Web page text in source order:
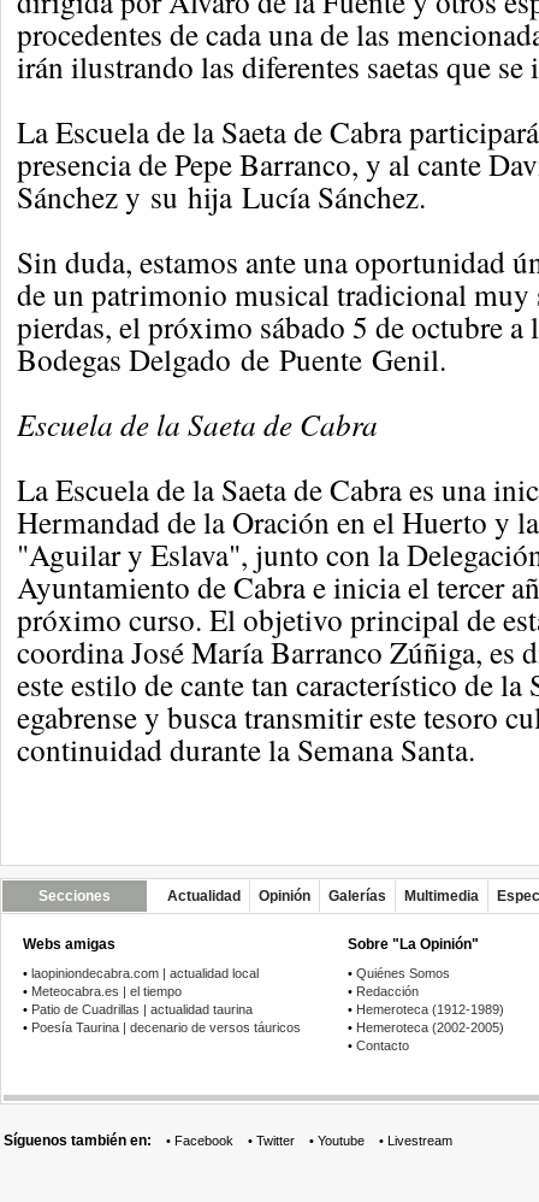
procedentes de cada una de las
irán ilustrando las diferentes saetas que se
La Escuela de la Saeta de Cabra
presencia de Pepe Barranco, y al cante
Sánchez y su hija Lucía Sánchez.
Sin duda, estamos ante una oportunidad
de un patrimonio musical tradicional muy
pierdas, el próximo sábado 5 de octubre a
Bodegas Delgado de Puente Genil.
Escuela de la Saeta de Cabra
La Escuela de la Saeta de Cabra es una
Hermandad de la Oración en el Huerto y
"Aguilar y Eslava", junto con la
Ayuntamiento de Cabra e inicia el tercer
próximo curso. El objetivo principal de
coordina José María Barranco Zúñiga, es
este estilo de cante tan característico de la
egabrense y busca transmitir este tesoro
continuidad durante la Semana Santa.
Secciones Actualidad Opinión Galerías Multimedia
Webs amigas
• laopiniondecabra.com | actualidad local
• Meteocabra.es | el tiempo
• Patio de Cuadrillas | actualidad taurina
• Poesía Taurina | decenario de versos táuricos
Sobre "La Opinión"
• Quiénes Somos
• Redacción
• Hemeroteca (1912-1989)
• Hemeroteca (2002-2005)
• Contacto
Síguenos también en: • Facebook • Twitter • Youtube • Livestream